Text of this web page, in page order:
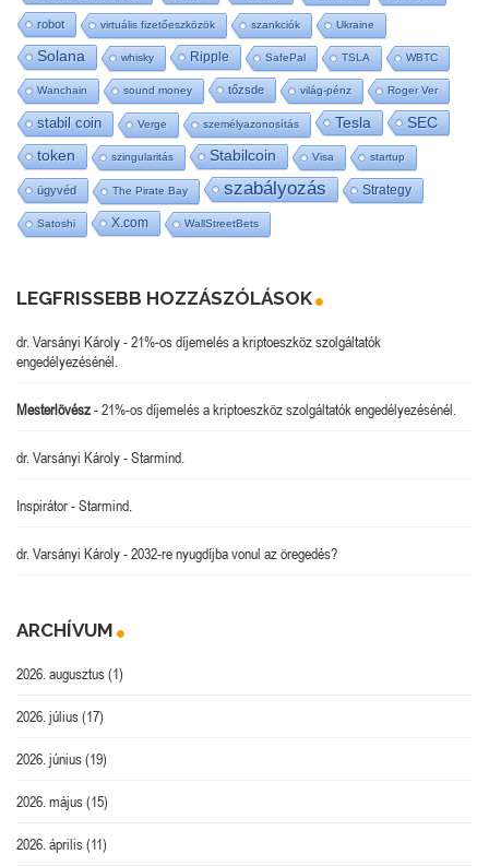
robot virtuális fizetőeszközök szankciók Ukraine
Solana whisky Ripple SafePal TSLA WBTC
Wanchain sound money tőzsde világ-pénz Roger Ver
stabil coin Verge személyazonosítás Tesla SEC
token szingularitás Stabilcoin Visa startup
ügyvéd The Pirate Bay szabályozás Strategy
Satoshi X.com WallStreetBets
LEGFRISSEBB HOZZÁSZÓLÁSOK
dr. Varsányi Károly-21%-os díjemelés a kriptoeszköz szolgáltatók
engedélyezésénél.
Mesterlövész-21%-os díjemelés a kriptoeszköz szolgáltatók engedélyezésénél.
dr. Varsányi Károly-Starmind.
Inspirátor-Starmind.
dr. Varsányi Károly-2032-re nyugdíjba vonul az öregedés?
ARCHÍVUM
2026. augusztus(1)
2026. július(17)
2026. június(19)
2026. május(15)
2026. április(11)